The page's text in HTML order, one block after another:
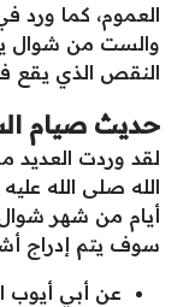
العموم، كما
والست من شوال
النقص الذي يقع
حديث صيام
لقد وردت العديد
الله صلى الله
أيام من شهر
سوف يتم إدراج
عن أبي أيوب